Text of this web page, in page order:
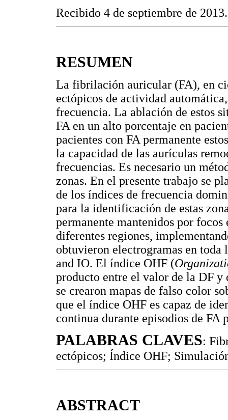
Recibido 4 de septiembre de
RESUMEN
La fibrilación auricular (FA), en
ectópicos de actividad
frecuencia. La ablación de estos
FA en un alto porcentaje en
pacientes con FA permanente
la capacidad de las aurículas
frecuencias. Es necesario un
zonas. En el presente trabajo se
de los índices de frecuencia
para la identificación de estas
permanente mantenidos por
diferentes regiones,
obtuvieron electrogramas en
and IO. El índice OHF (
producto entre el valor de la DF y
se crearon mapas de falso color
que el índice OHF es capaz de
continua durante episodios de FA
PALABRAS CLAVES:
ectópicos; Índice OHF;
ABSTRACT